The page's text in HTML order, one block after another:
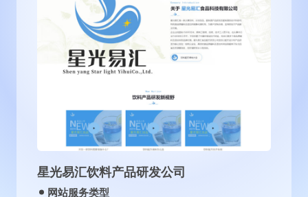
沈阳古泉源环保设备有限公司
网站服务类型